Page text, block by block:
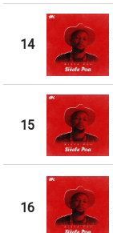
14
15
16